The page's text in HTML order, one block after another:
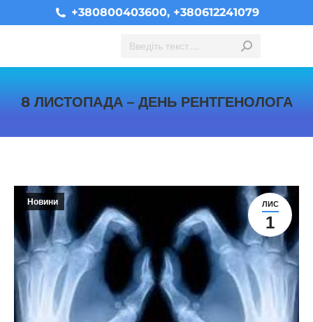
+380800403600, +380612241079
Search:
8 ЛИСТОПАДА – ДЕНЬ РЕНТГЕНОЛОГА
ЛИС
1
Новини